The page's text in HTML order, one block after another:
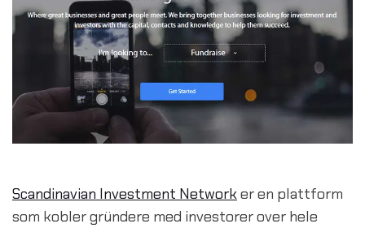
Scandinavian Investment Network er en plattform
som kobler gründere med investorer over hele